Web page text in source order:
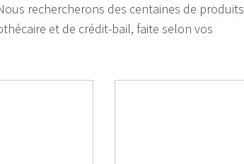
rechercherons des centaines de produits
et de crédit-bail, faite selon vos